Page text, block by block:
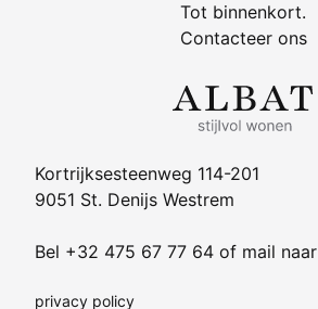
Tot binnenkort.
Contacteer ons
Kortrijksesteenweg 114-201
9051 St. Denijs Westrem
Bel +32 475 67 77 64 of mail naar
privacy policy